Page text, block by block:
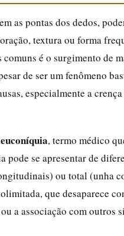
as pontas dos dedos,
textura ou forma
é o surgimento de
de ser um fenômeno
especialmente a
, termo médico
se apresentar de
ou total (unha
que desaparece
a associação com outros